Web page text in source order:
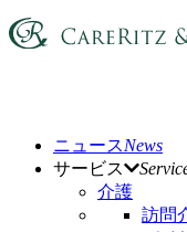
ニュースNews
サービス
介護
訪問